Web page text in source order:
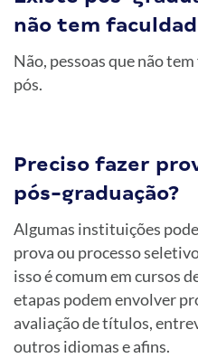
não tem
Não, pessoas que não
pós.
Preciso fazer
pós-graduação?
Algumas instituições
prova ou processo
isso é comum em cursos
etapas podem envolver
avaliação de títulos,
outros idiomas e afins.